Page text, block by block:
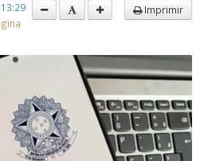
Imprimir